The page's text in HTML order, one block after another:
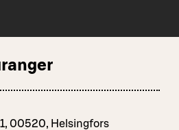
00520, Helsingfors